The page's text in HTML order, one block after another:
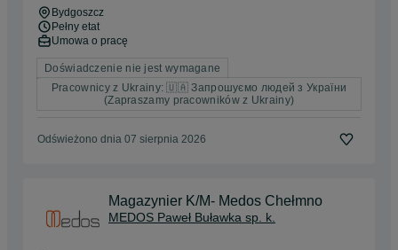
Bydgoszcz
Pełny etat
Umowa o pracę
Doświadczenie nie jest wymagane
Pracownicy z Ukrainy: 🇺🇦 Запрошуємо людей з України
(Zapraszamy pracowników z Ukrainy)
Odświeżono dnia 07 sierpnia 2026
Magazynier K/M- Medos Chełmno
MEDOS Paweł Buławka sp. k.